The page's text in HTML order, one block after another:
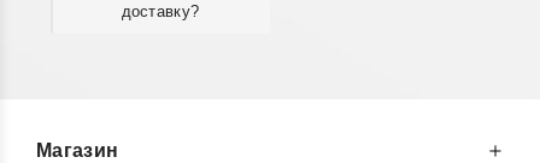
доставку?
Магазин